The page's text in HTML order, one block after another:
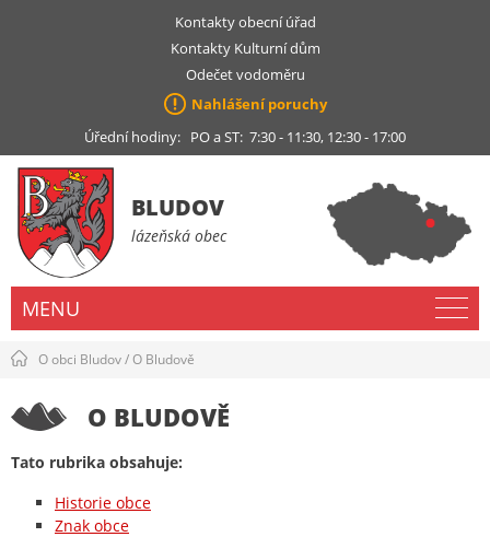
Kontakty obecní úřad
Kontakty Kulturní dům
Odečet vodoměru
Nahlášení poruchy
Úřední hodiny: PO a ST: 7:30 - 11:30, 12:30 - 17:00
BLUDOV
lázeňská obec
MENU
O obci Bludov/O Bludově
O BLUDOVĚ
Tato rubrika obsahuje:
Historie obce
Znak obce